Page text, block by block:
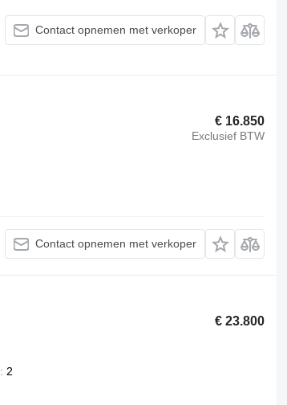
Contact opnemen met verkoper
€ 16.850
Exclusief BTW
Contact opnemen met verkoper
€ 23.800
2